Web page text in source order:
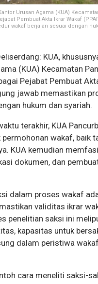
Urusan Agama (KUA)
Pembuat Akta Ikrar Wakaf
wakaf berjalan sesuai dengan
KUA,
(KUA) Kecamatan
Pejabat Pembuat
jawab memastikan
hukum dan syariah.
terakhir, KUA
wakaf, baik
KUA kemudian
dokumen, dan
dalam proses wakaf
validitas ikrar
penelitian saksi ini
kapasitas untuk
dalam peristiwa
cara meneliti saksi-